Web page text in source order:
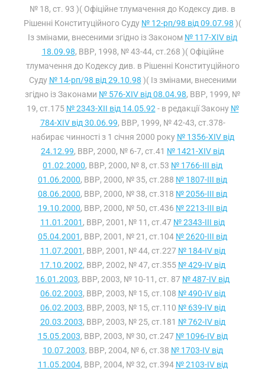
№ 18, ст. 93 )( Офіційне тлумачення до Кодексу див. в
Рішенні Конституційного Суду № 12-рп/98 від 09.07.98 )(
Із змінами, внесеними згідно із Законом № 117-XIV від
18.09.98, ВВР, 1998, № 43-44, ст.268 )( Офіційне
тлумачення до Кодексу див. в Рішенні Конституційного
Суду № 14-рп/98 від 29.10.98 )( Із змінами, внесеними
згідно із Законами № 576-XIV від 08.04.98, ВВР, 1999, №
19, ст.175 № 2343-XII від 14.05.92 - в редакції Закону №
784-XIV від 30.06.99, ВВР, 1999, № 42-43, ст.378-
набирає чинності з 1 січня 2000 року № 1356-XIV від
24.12.99, ВВР, 2000, № 6-7, ст.41 № 1421-XIV від
01.02.2000, ВВР, 2000, № 8, ст.53 № 1766-III від
01.06.2000, ВВР, 2000, № 35, ст.288 № 1807-III від
08.06.2000, ВВР, 2000, № 38, ст.318 № 2056-III від
19.10.2000, ВВР, 2000, № 50, ст.436 № 2213-III від
11.01.2001 , ВВР, 2001, № 11, ст.47 № 2343-III від
05.04.2001 , ВВР, 2001, № 21, ст.104 № 2620-III від
11.07.2001 , ВВР, 2001, № 44, ст.227 № 184-IV від
17.10.2002, ВВР, 2002, № 47, ст.355 № 429-IV від
16.01.2003, ВВР, 2003, № 10-11, ст. 87 № 487-IV від
06.02.2003, ВВР, 2003, № 15, ст.108 № 490-IV від
06.02.2003, ВВР, 2003, № 15, ст.110 № 639-IV від
20.03.2003, ВВР, 2003, № 25, ст.181 № 762-IV від
15.05.2003, ВВР, 2003, № 30, ст.247 № 1096-IV від
10.07.2003, ВВР, 2004, № 6, ст.38 № 1703-IV від
11.05.2004, ВВР, 2004, № 32, ст.394 № 2103-IV від